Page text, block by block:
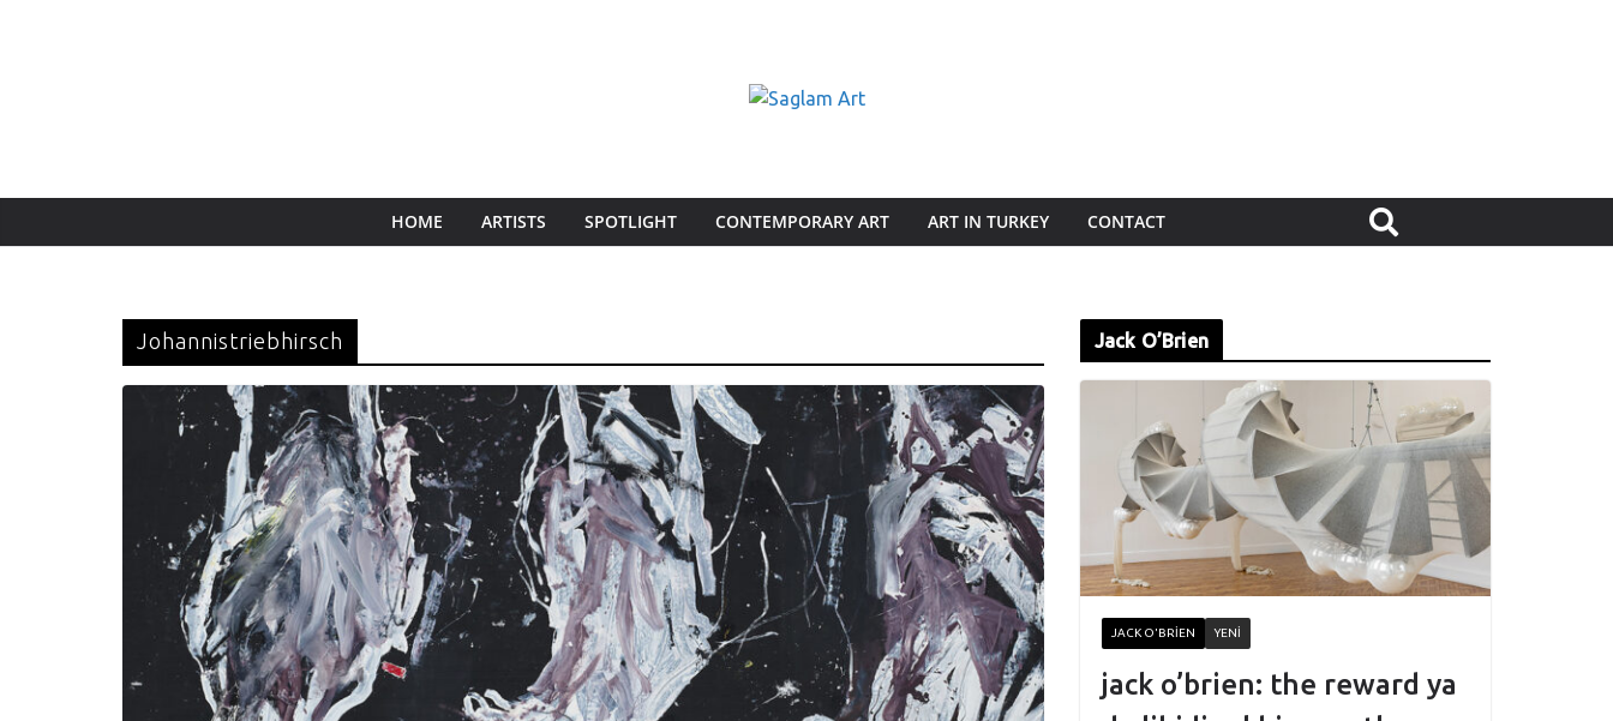
HOME ARTISTS SPOTLIGHT CONTEMPORARY ART ART IN TURKEY CONTACT
Johannistriebhirsch Jack O’Brien
JACK O'BRIEN YENI
jack o’brien: the reward ya